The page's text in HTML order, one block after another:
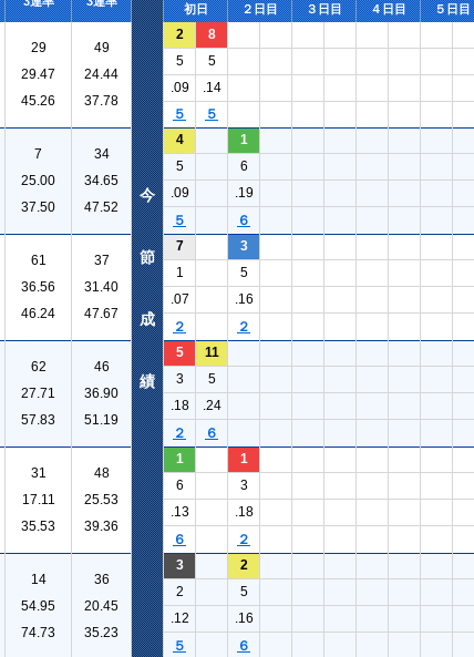
初日 ２日目 ３日目 ４日目 ５日目
29
29.47
45.26
49
24.44
37.78
2
8
5
5
.09
.14
５
５
7
25.00
37.50
34
34.65
47.52
4 1
5
6
.09
.19
５
６
61
36.56
46.24
37
31.40
47.67
7 3
1
5
.07
.16
２
２
62
27.71
57.83
46
36.90
51.19
5
11
3
5
.18
.24
２
６
31
17.11
35.53
48
25.53
39.36
1 1
6
3
.13
.18
６
２
14
54.95
74.73
36
20.45
35.23
3 2
2
5
.12
.16
５
６
今
節
成
績